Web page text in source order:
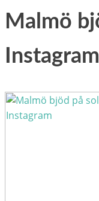
Malmö
Instagram